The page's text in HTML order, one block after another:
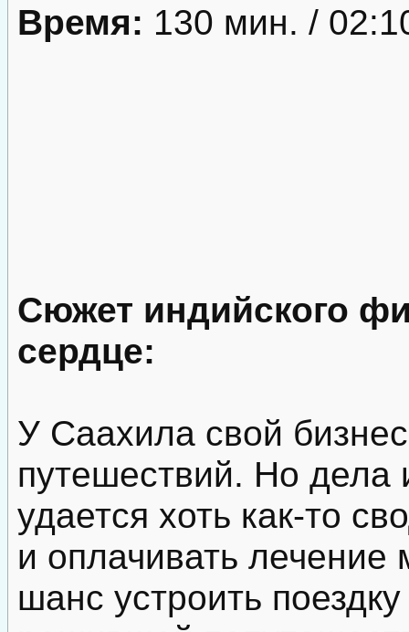
Время: 130 мин. /
Сюжет индийского
сердце:
У Саахила свой
путешествий. Но дела
удается хоть как-то
и оплачивать
шанс устроить